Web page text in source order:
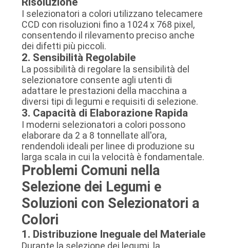
I selezionatori a colori utilizzano telecamere
CCD con risoluzioni fino a 1024 x 768 pixel,
consentendo il rilevamento preciso anche
dei difetti più piccoli.
2. Sensibilità Regolabile
La possibilità di regolare la sensibilità del
selezionatore consente agli utenti di
adattare le prestazioni della macchina a
diversi tipi di legumi e requisiti di selezione.
3. Capacità di Elaborazione Rapida
I moderni selezionatori a colori possono
elaborare da 2 a 8 tonnellate all'ora,
rendendoli ideali per linee di produzione su
larga scala in cui la velocità è fondamentale.
Problemi Comuni nella
Selezione dei Legumi e
Soluzioni con Selezionatori a
Colori
1. Distribuzione Ineguale del Materiale
Durante la selezione dei legumi, la